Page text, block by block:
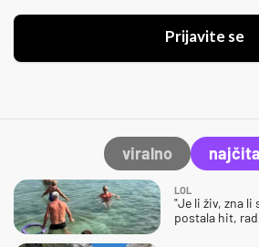
Prijavite se
viralno
LOL
"Je li živ, zna li
postala hit,